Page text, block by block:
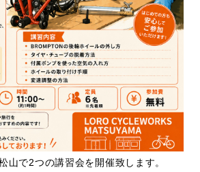
山で2つの講習会を開催致します。